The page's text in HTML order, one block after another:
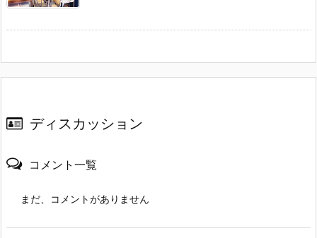
ディスカッション
コメント一覧
まだ、コメントがありません